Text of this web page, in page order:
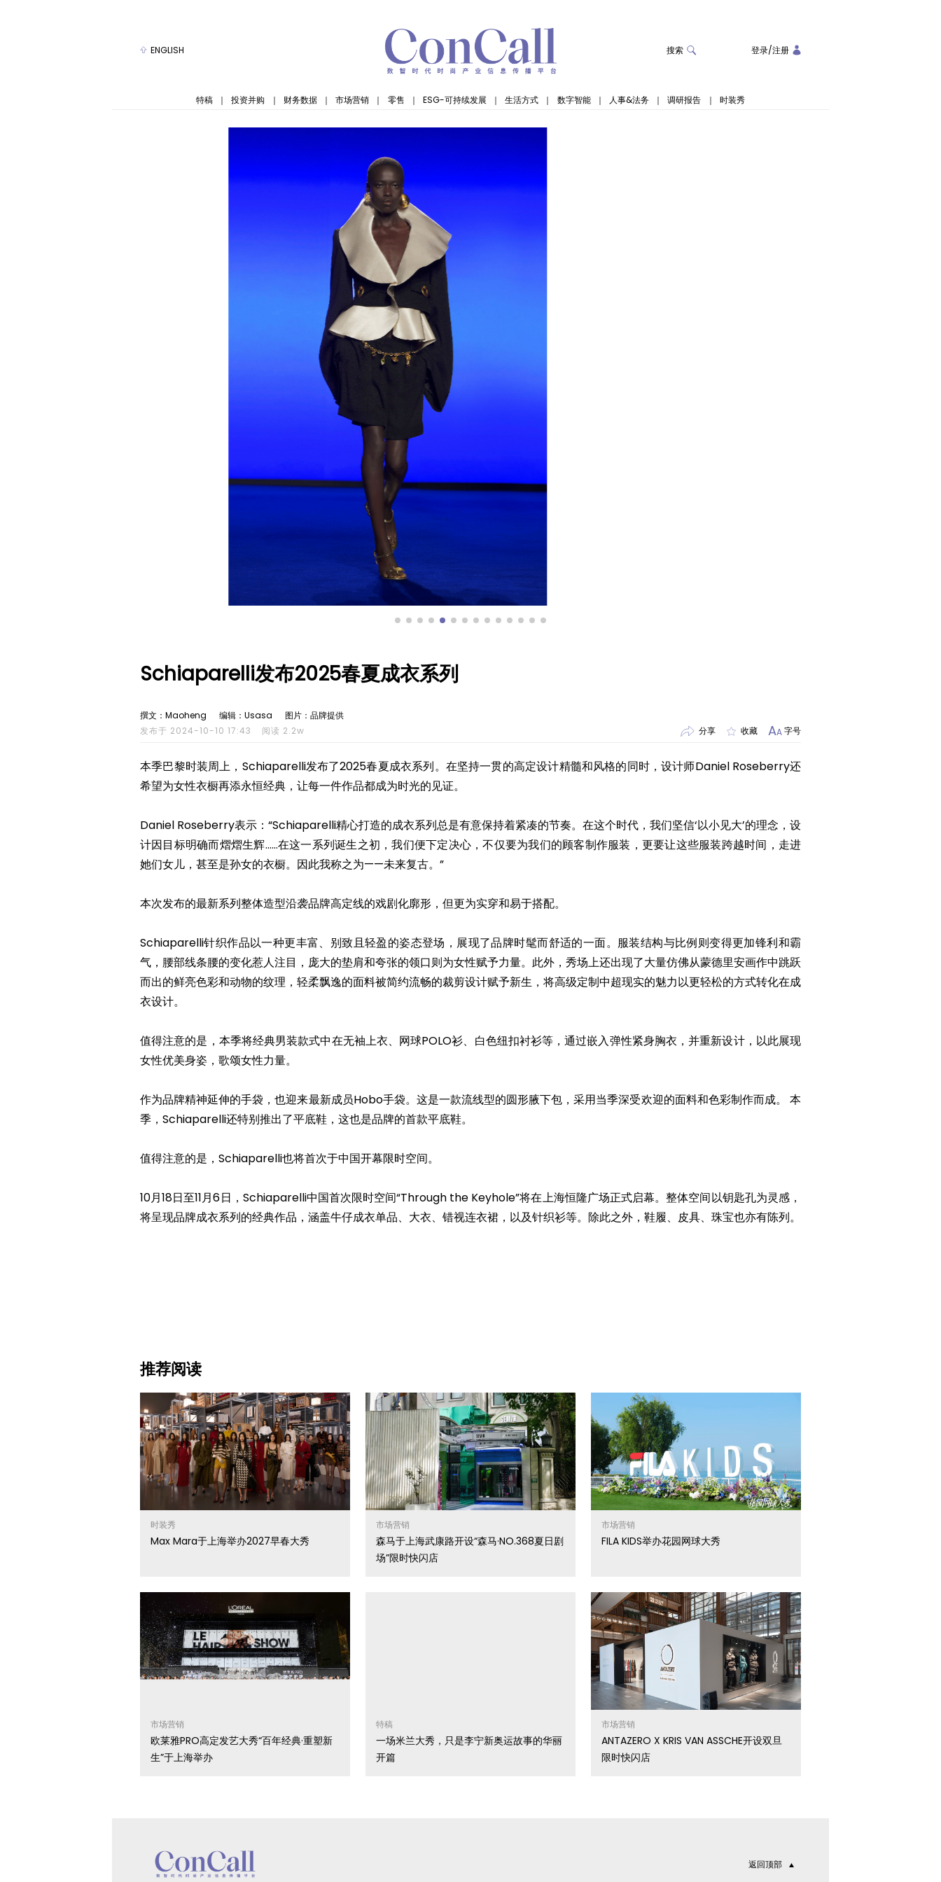
ENGLISH 搜索 登录/注册
特稿 ｜ 投资并购 ｜ 财务数据 ｜ 市场营销 ｜ 零售 ｜ ESG-可持续发展 ｜ 生活方式 ｜ 数字智能 ｜ 人事&法务 ｜ 调研报告 ｜ 时装秀
Schiaparelli发布2025春夏成衣系列
撰文：Maoheng 编辑：Usasa
图片：品牌提供
发布于 2024-10-10 17:43
阅读 2.2w 分享 收藏 AA字号
本季巴黎时装周上，Schiaparelli发布了2025春夏成衣系列。在坚持一贯的高定设计精髓和风格的同时，设计师Daniel Roseberry还
希望为女性衣橱再添永恒经典，让每一件作品都成为时光的见证。
Daniel Roseberry表示：“Schiaparelli精心打造的成衣系列总是有意保持着紧凑的节奏。在这个时代，我们坚信‘以小见大’的理念，设
计因目标明确而熠熠生辉……在这一系列诞生之初，我们便下定决心，不仅要为我们的顾客制作服装，更要让这些服装跨越时间，走进
她们女儿，甚至是孙女的衣橱。因此我称之为——未来复古。”
本次发布的最新系列整体造型沿袭品牌高定线的戏剧化廓形，但更为实穿和易于搭配。
Schiaparelli针织作品以一种更丰富、别致且轻盈的姿态登场，展现了品牌时髦而舒适的一面。服装结构与比例则变得更加锋利和霸
气，腰部线条腰的变化惹人注目，庞大的垫肩和夸张的领口则为女性赋予力量。此外，秀场上还出现了大量仿佛从蒙德里安画作中跳跃
而出的鲜亮色彩和动物的纹理，轻柔飘逸的面料被简约流畅的裁剪设计赋予新生，将高级定制中超现实的魅力以更轻松的方式转化在成
衣设计。
值得注意的是，本季将经典男装款式中在无袖上衣、网球POLO衫、白色纽扣衬衫等，通过嵌入弹性紧身胸衣，并重新设计，以此展现
女性优美身姿，歌颂女性力量。
作为品牌精神延伸的手袋，也迎来最新成员Hobo手袋。这是一款流线型的圆形腋下包，采用当季深受欢迎的面料和色彩制作而成。 本
季，Schiaparelli还特别推出了平底鞋，这也是品牌的首款平底鞋。
值得注意的是，Schiaparelli也将首次于中国开幕限时空间。
10月18日至11月6日，Schiaparelli中国首次限时空间“Through the Keyhole”将在上海恒隆广场正式启幕。整体空间以钥匙孔为灵感，
将呈现品牌成衣系列的经典作品，涵盖牛仔成衣单品、大衣、错视连衣裙，以及针织衫等。除此之外，鞋履、皮具、珠宝也亦有陈列。
推荐阅读
时装秀
Max Mara于上海举办2027早春大秀
市场营销
森马于上海武康路开设“森马·NO.368夏日剧
场”限时快闪店
市场营销
FILA KIDS举办花园网球大秀
市场营销
欧莱雅PRO高定发艺大秀“百年经典·重塑新
生”于上海举办
特稿
一场米兰大秀，只是李宁新奥运故事的华丽
开篇
市场营销
ANTAZERO X KRIS VAN ASSCHE开设双旦
限时快闪店
返回顶部